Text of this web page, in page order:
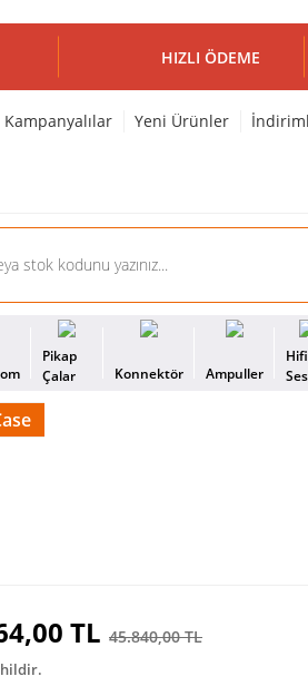
HIZLI ÖDEME
Kampanyalılar Yeni Ürünler
Pikap
Çalar
Konnektör Ampuller
Hifi
Ses
TL 45.840,00 TL